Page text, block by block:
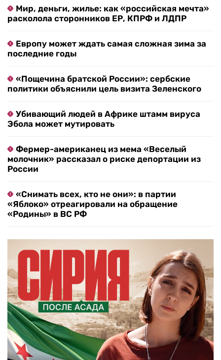
Мир, деньги, жилье: как «российская мечта»
расколола сторонников ЕР, КПРФ и ЛДПР
Европу может ждать самая сложная зима за
последние годы
«Пощечина братской России»: сербские
политики объяснили цель визита Зеленского
Убивающий людей в Африке штамм вируса
Эбола может мутировать
Фермер-американец из мема «Веселый
молочник» рассказал о риске депортации из
России
«Снимать всех, кто не они»: в партии
«Яблоко» отреагировали на обращение
«Родины» в ВС РФ